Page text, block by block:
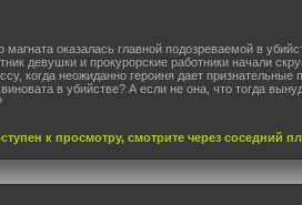
оказалась главной подозреваемой в
девушки и прокурорские работники начали
когда неожиданно героиня дает признательные
в убийстве? А если не она, что тогда
к просмотру, смотрите через соседний